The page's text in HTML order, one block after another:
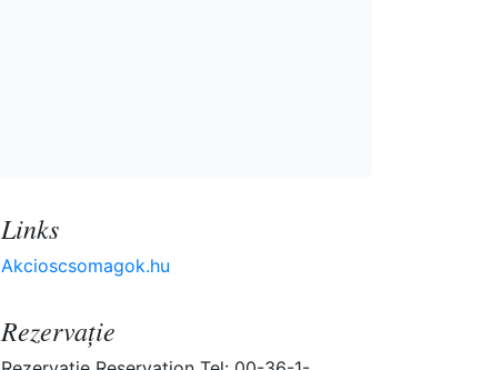
Links
Akcioscsomagok.hu
Rezervaţie